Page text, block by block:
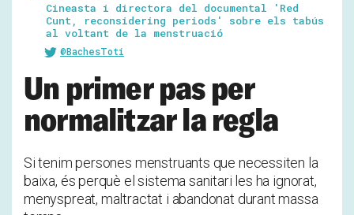
Cineasta i directora del documental 'Red
Cunt, reconsidering periods' sobre els tabús
al voltant de la menstruació
@BachesToti
Un primer pas per
normalitzar la regla
Si tenim persones menstruants que necessiten la
baixa, és perquè el sistema sanitari les ha ignorat,
menyspreat, maltractat i abandonat durant massa